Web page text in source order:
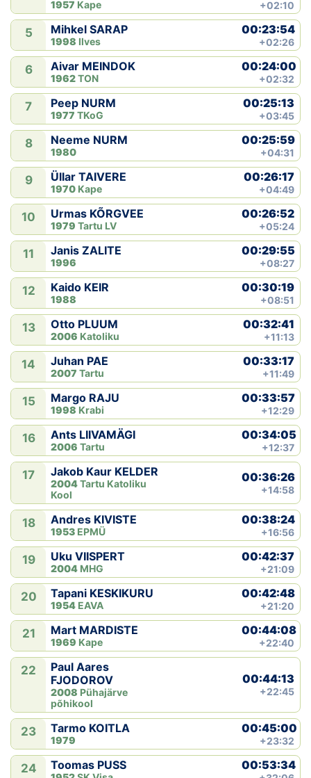
1957 Kape +02:10
5 Mihkel SARAP
1998 Ilves
00:23:54
+02:26
6 Aivar MEINDOK
1962TON
00:24:00
+02:32
7 Peep NURM
1977 TKoG
00:25:13
+03:45
8 Neeme NURM
1980
00:25:59
+04:31
9 Üllar TAIVERE
1970 Kape
00:26:17
+04:49
10 Urmas KÕRGVEE
1979 Tartu LV
00:26:52
+05:24
11 Janis ZALITE
1996
00:29:55
+08:27
12 Kaido KEIR
1988
00:30:19
+08:51
13 Otto PLUUM
2006 Katoliku
00:32:41
+11:13
14 Juhan PAE
2007 Tartu
00:33:17
+11:49
15 Margo RAJU
1998 Krabi
00:33:57
+12:29
16 Ants LIIVAMÄGI
2006 Tartu
00:34:05
+12:37
17 Jakob Kaur KELDER
2004Tartu Katoliku
Kool
00:36:26
+14:58
18 Andres KIVISTE
1953 EPMÜ
00:38:24
+16:56
19 Uku VIISPERT
2004 MHG
00:42:37
+21:09
20 Tapani KESKIKURU
1954 EAVA
00:42:48
+21:20
21 Mart MARDISTE
1969 Kape
00:44:08
+22:40
22
Paul Aares
FJODOROV
2008 Pühajärve
põhikool
00:44:13
+22:45
23 Tarmo KOITLA
1979
00:45:00
+23:32
24 Toomas PUSS 00:53:34